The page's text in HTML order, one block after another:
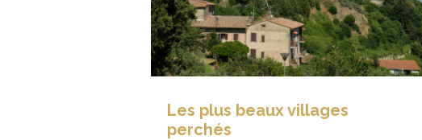
Les plus beaux villages
perchés